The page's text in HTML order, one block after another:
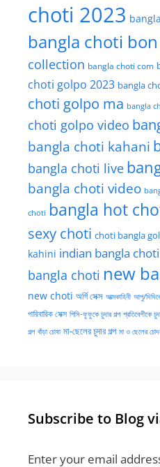
choti 2023
bangla choti bon
collection bangla choti com
choti golpo 2023 bangla
choti golpo ma bangla
choti golpo video
bangla choti kahani
bangla choti live
bangla choti video
choti bangla hot
sexy choti choti bangla
kahini indian bangla choti
bangla choti new
new choti অর্গি সেক্স আত্মকাহিনী আপু/
পারিবারিক সেক্স পিসি-ফুফুকে চুদার গল্প প্রতিবেশীকে
গল্প বাঁড়া চোষা মা-ছেলের চুদার গল্প মা ও ছেলের
Subscribe to Blog
Enter your email